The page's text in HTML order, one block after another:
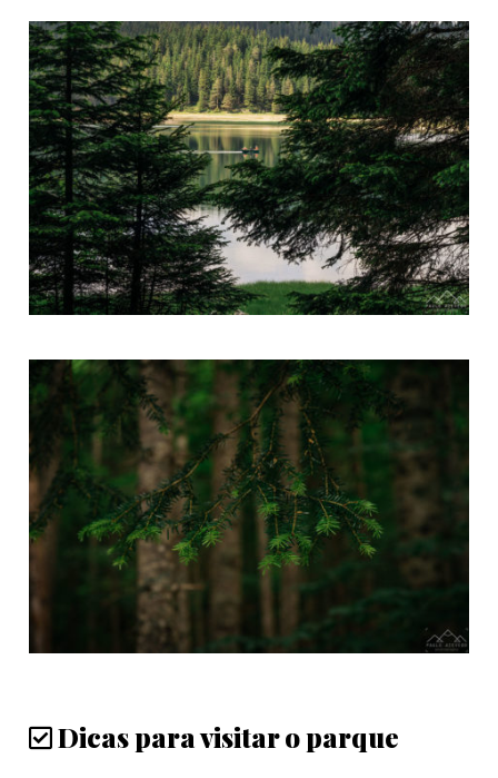
Dicas para visitar o parque